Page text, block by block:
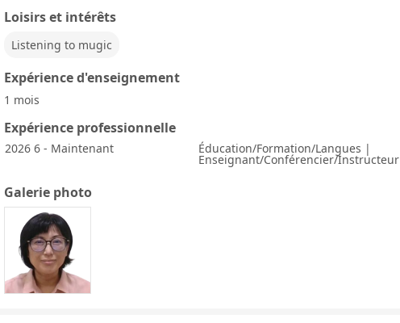
Loisirs et intérêts
Listening to mugic
Expérience d'enseignement
1 mois
Expérience professionnelle
2026 6 - Maintenant Éducation/Formation/Langues |
Enseignant/Conférencier/Instructeur
Galerie photo